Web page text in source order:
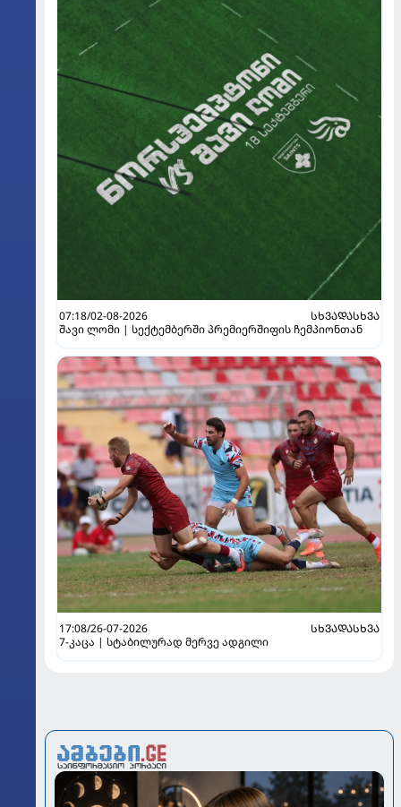
07:18/02-08-2026
ᲡᲮᲕᲐᲓᲐᲡᲮᲕᲐ
შავი ლომი | სექტემბერში პრემიერშიფის ჩემპიონთან
17:08/26-07-2026
ᲡᲮᲕᲐᲓᲐᲡᲮᲕᲐ
7-კაცა | სტაბილურად მერვე ადგილი